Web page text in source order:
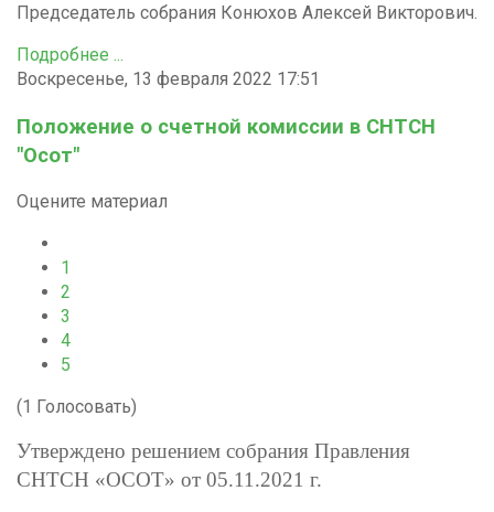
Председатель собрания Конюхов Алексей Викторович.
Подробнее ...
Воскресенье, 13 февраля 2022 17:51
Положение о счетной комиссии в СНТСН
"Осот"
Оцените материал
1
2
3
4
5
(1 Голосовать)
Утверждено решением собрания Правления
СНТСН «ОСОТ» от 05.11.2021 г.